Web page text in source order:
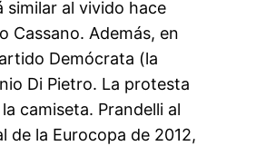
similar al vivido hace
Cassano. Además, en
Demócrata (la
Di Pietro. La protesta
camiseta. Prandelli al
de la Eurocopa de 2012,